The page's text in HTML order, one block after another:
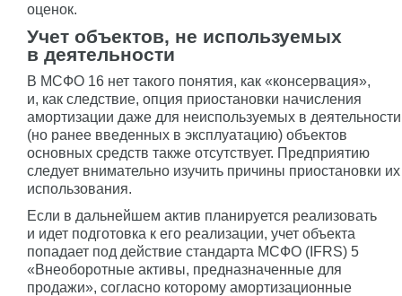
оценок.
Учет объектов, не используемых
в деятельности
В МСФО 16 нет такого понятия, как «консервация»,
и, как следствие, опция приостановки начисления
амортизации даже для неиспользуемых в деятельности
(но ранее введенных в эксплуатацию) объектов
основных средств также отсутствует. Предприятию
следует внимательно изучить причины приостановки их
использования.
Если в дальнейшем актив планируется реализовать
и идет подготовка к его реализации, учет объекта
попадает под действие стандарта МСФО (IFRS) 5
«Внеоборотные активы, предназначенные для
продажи», согласно которому амортизационные